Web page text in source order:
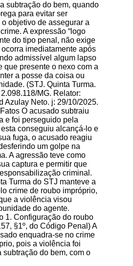
subtração do bem, quando
para evitar ser
objetivo de assegurar a
A expressão “logo
do tipo penal, não exige
imediatamente após
admissível algum lapso
que presente o nexo com a
a posse da coisa ou
(STJ. Quinta Turma.
MG. Relator:
Azulay Neto. j: 29/10/2025.
O acusado subtraiu
e foi perseguido pela
conseguiu alcançá-lo e
fuga, o acusado reagiu
um golpe na
A agressão teve como
captura e permitir que
criminal.
Turma do STJ manteve a
crime de roubo impróprio,
a violência visou
do agente.
1. Configuração do roubo
§1º, do Código Penal) A
enquadra-se no crime
pois a violência foi
subtração do bem, com o